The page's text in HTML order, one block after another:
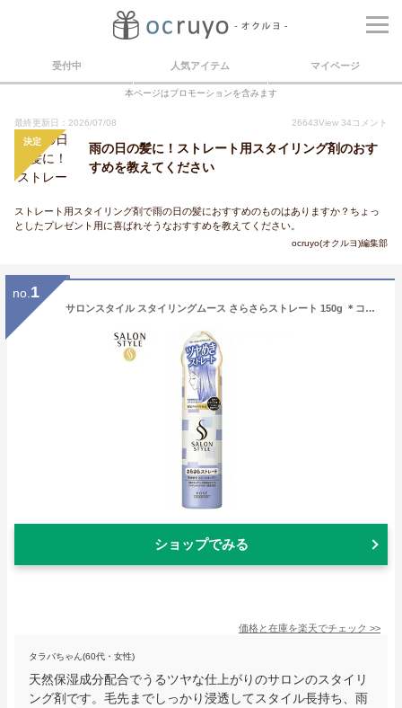
受付中 人気アイテム マイページ
本ページはプロモーションを含みます
最終更新日：2026/07/08 26643View 34 コメント
決定
雨の日の髪に！ストレート用スタイリング剤のおす
すめを教えてください
ストレート用スタイリング剤で雨の日の髪におすすめのものはありますか？ちょっ
としたプレゼント用に喜ばれそうなおすすめを教えてください。
ocruyo(オクルヨ)編集部
no. 1
サロンスタイル スタイリングムース さらさらストレート 150g ＊コーセー SALON STYLE ヘアケア スタイリング剤 ヘアスプレー
ショップでみる
価格と在庫を楽天でチェック >>
タラバちゃん(60代・女性)
天然保湿成分配合でうるツヤな仕上がりのサロンのスタイリ
ング剤です。毛先までしっかり浸透してスタイル長持ち、雨